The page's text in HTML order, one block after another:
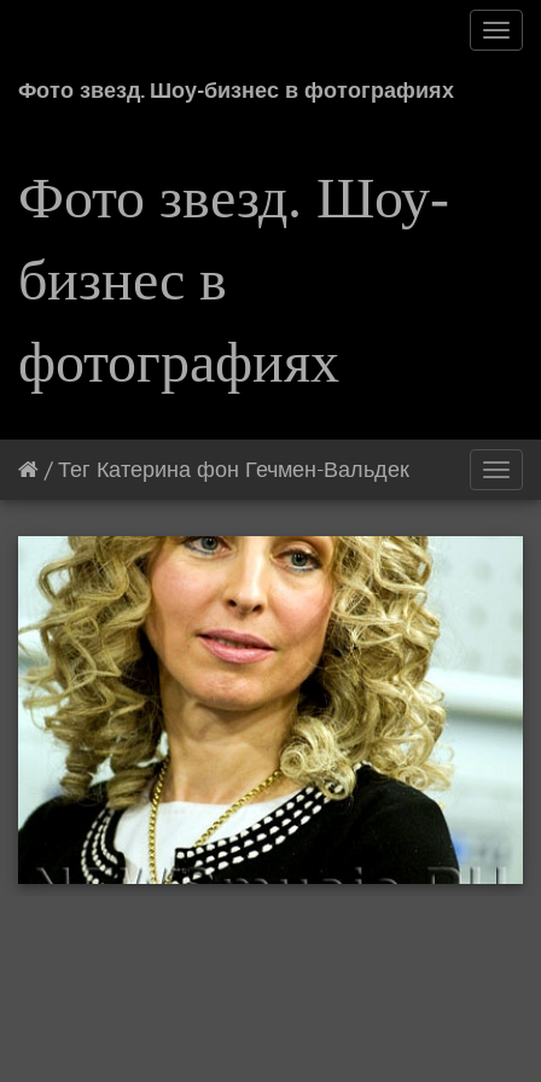
Фото звезд. Шоу-бизнес в фотографиях
Фото звезд. Шоу-
бизнес в
фотографиях
/Тег Катерина фон Гечмен-Вальдек